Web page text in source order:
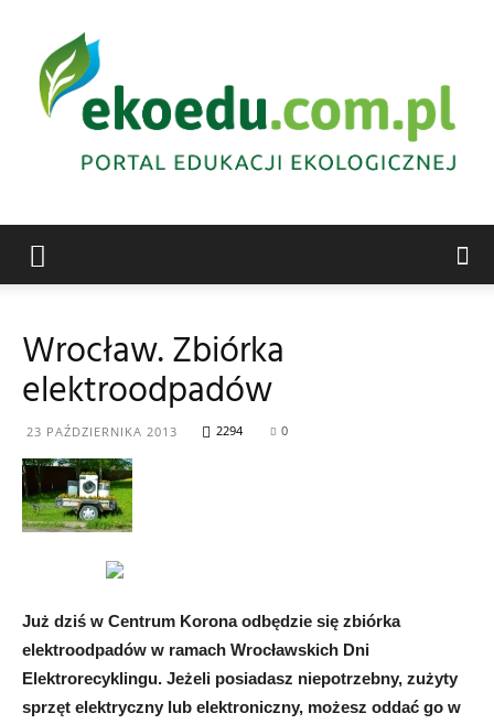
Wrocław. Zbiórka
elektroodpadów
23 PAŹDZIERNIKA 2013 2294 0
Już dziś w Centrum Korona odbędzie się zbiórka
elektroodpadów w ramach Wrocławskich Dni
Elektrorecyklingu. Jeżeli posiadasz niepotrzebny, zużyty
sprzęt elektryczny lub elektroniczny, możesz oddać go w